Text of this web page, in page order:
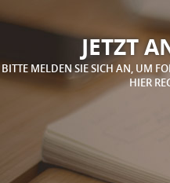
JETZT
BITTE MELDEN SIE SICH AN, UM
HIER